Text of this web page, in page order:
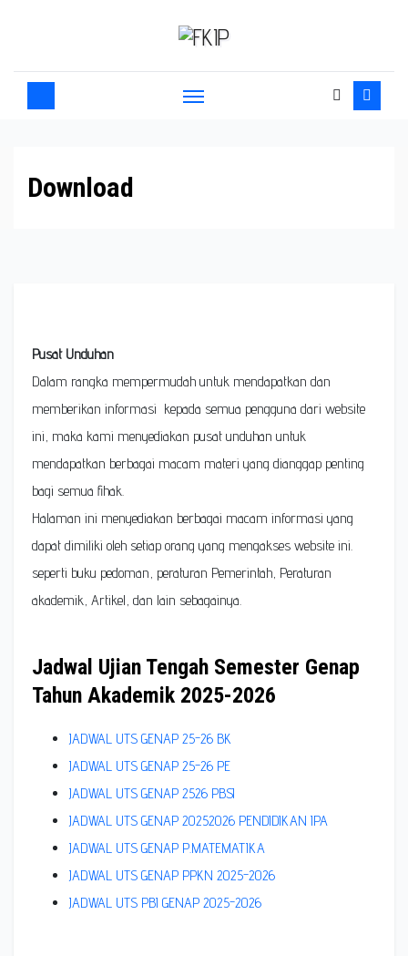
Download
Pusat Unduhan
Dalam rangka mempermudah untuk mendapatkan dan
memberikan informasi kepada semua pengguna dari website
ini, maka kami menyediakan pusat unduhan untuk
mendapatkan berbagai macam materi yang dianggap penting
bagi semua fihak.
Halaman ini menyediakan berbagai macam informasi yang
dapat dimiliki oleh setiap orang yang mengakses website ini.
seperti buku pedoman, peraturan Pemerintah, Peraturan
akademik, Artikel, dan lain sebagainya.
Jadwal Ujian Tengah Semester Genap
Tahun Akademik 2025-2026
JADWAL UTS GENAP 25-26 BK
JADWAL UTS GENAP 25-26 PE
JADWAL UTS GENAP 2526 PBSI
JADWAL UTS GENAP 20252026 PENDIDIKAN IPA
JADWAL UTS GENAP P.MATEMATIKA
JADWAL UTS GENAP PPKN 2025-2026
JADWAL UTS PBI GENAP 2025-2026